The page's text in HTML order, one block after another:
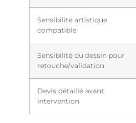
Sensibilité artistique
compatible
Sensibilité du dessin pour
retouche/validation
Devis détaillé avant
intervention